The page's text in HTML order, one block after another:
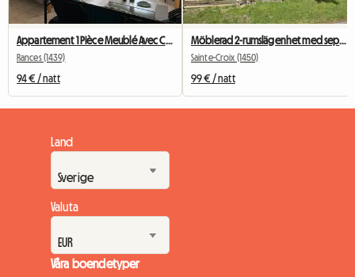
Appartement 1 Pièce Meublé Avec Cuisine équipée
Rances (1439)
94 € / natt
Möblerad 2-rumslägenhet med separat sovrum
Sainte-Croix (1450)
99 € / natt
Land
Valuta
Våra boendetyper